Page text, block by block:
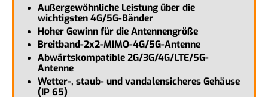
Außergewöhnliche Leistung über die
wichtigsten 4G/5G-Bänder
Hoher Gewinn für die Antennengröße
Breitband-2x2-MIMO-4G/5G-Antenne
Abwärtskompatible 2G/3G/4G/LTE/5G-
Antenne
Wetter-, staub- und vandalensicheres Gehäuse
(IP 65)